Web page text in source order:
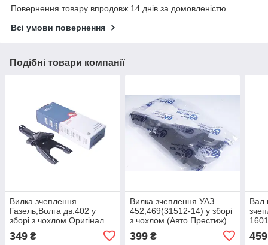
Повернення товару впродовж 14 днів за домовленістю
Всі умови повернення
Подібні товари компанії
Вилка зчеплення
Газель,Волга дв.402 у
зборi з чохлом Оригiнал
(вир-во Авто Престиж) АП
11-7514
349 ₴
Вилка зчеплення УАЗ
452,469(31512-14) у зборi
з чохлом (Авто Престиж)
399₴
Вал
459